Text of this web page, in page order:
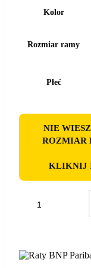
Kolor
Rozmiar ramy
Płeć
NIE
ROZMIAR
KLIKNIJ
5.0
ULT.RA